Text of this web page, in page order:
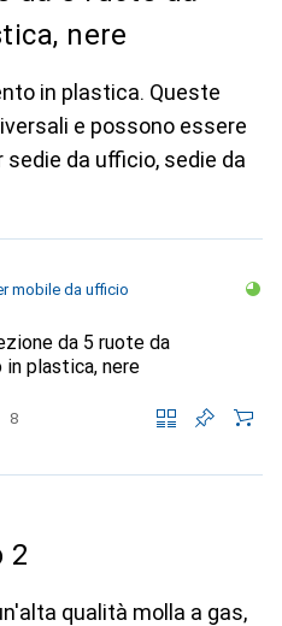
nere
in plastica. Queste
e possono essere
da ufficio, sedie da
mobile da ufficio
da 5 ruote da
plastica, nere
8
2
qualità molla a gas,